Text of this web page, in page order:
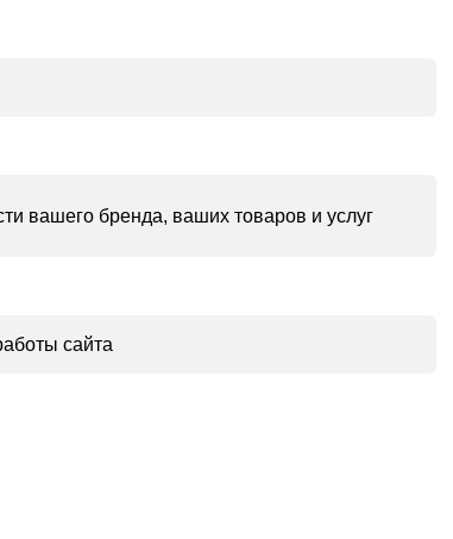
вашего бренда, ваших товаров и услуг
сайта